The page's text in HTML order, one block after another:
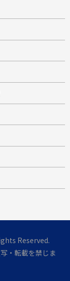
Reserved.
・転載を禁じま